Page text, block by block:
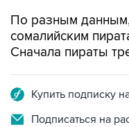
По разным
сомалийским
Сначала пираты
Купить подписку
Подписаться на